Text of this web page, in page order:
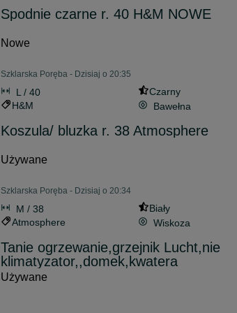
Spodnie czarne r. 40 H&M NOWE
Nowe
Szklarska Poręba - Dzisiaj o 20:35
L / 40
Czarny
H&M
Bawełna
Koszula/ bluzka r. 38 Atmosphere
Używane
Szklarska Poręba - Dzisiaj o 20:34
M / 38
Biały
Atmosphere
Wiskoza
Tanie ogrzewanie,grzejnik Lucht,nie
klimatyzator,,domek,kwatera
Używane